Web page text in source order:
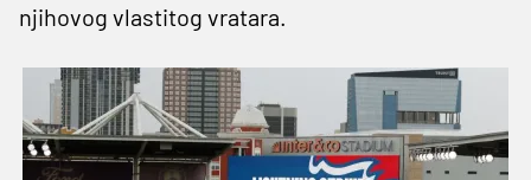
njihovog vlastitog vratara.